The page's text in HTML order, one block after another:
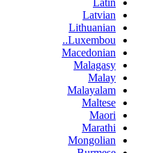
Latvian
Lithuanian
Luxembou..
Macedonian
Malagasy
Malay
Malayalam
Maltese
Maori
Marathi
Mongolian